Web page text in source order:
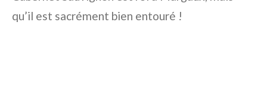
qu’il est sacrément bien entouré !